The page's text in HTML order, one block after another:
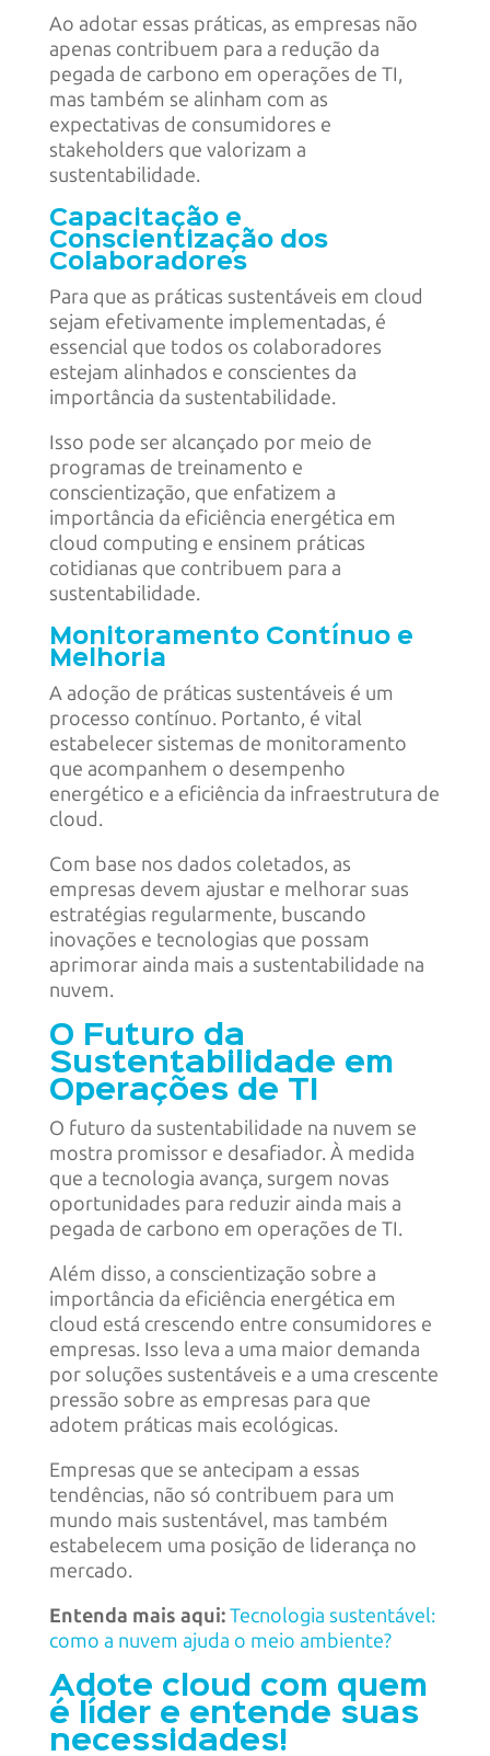
Ao adotar essas práticas, as empresas não
apenas contribuem para a redução da
pegada de carbono em operações de TI,
mas também se alinham com as
expectativas de consumidores e
stakeholders que valorizam a
sustentabilidade.
Capacitação e
Conscientização dos
Colaboradores
Para que as práticas sustentáveis em cloud
sejam efetivamente implementadas, é
essencial que todos os colaboradores
estejam alinhados e conscientes da
importância da sustentabilidade.
Isso pode ser alcançado por meio de
programas de treinamento e
conscientização, que enfatizem a
importância da eficiência energética em
cloud computing e ensinem práticas
cotidianas que contribuem para a
sustentabilidade.
Monitoramento Contínuo e
Melhoria
A adoção de práticas sustentáveis é um
processo contínuo. Portanto, é vital
estabelecer sistemas de monitoramento
que acompanhem o desempenho
energético e a eficiência da infraestrutura de
cloud.
Com base nos dados coletados, as
empresas devem ajustar e melhorar suas
estratégias regularmente, buscando
inovações e tecnologias que possam
aprimorar ainda mais a sustentabilidade na
nuvem.
O Futuro da
Sustentabilidade em
Operações de TI
O futuro da sustentabilidade na nuvem se
mostra promissor e desafiador. À medida
que a tecnologia avança, surgem novas
oportunidades para reduzir ainda mais a
pegada de carbono em operações de TI.
Além disso, a conscientização sobre a
importância da eficiência energética em
cloud está crescendo entre consumidores e
empresas. Isso leva a uma maior demanda
por soluções sustentáveis e a uma crescente
pressão sobre as empresas para que
adotem práticas mais ecológicas.
Empresas que se antecipam a essas
tendências, não só contribuem para um
mundo mais sustentável, mas também
estabelecem uma posição de liderança no
mercado.
Entenda mais aqui:Tecnologia sustentável:
como a nuvem ajuda o meio ambiente?
Adote cloud com quem
é líder e entende suas
necessidades!